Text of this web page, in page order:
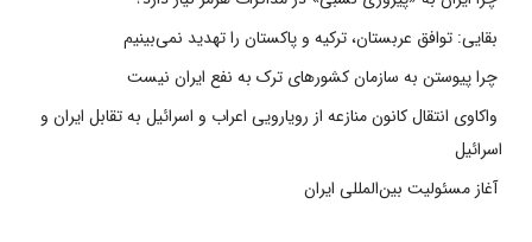
بقایی: توافق عربستان، ترکیه و پاکستان را تهدید نمی‌بینیم
چرا پیوستن به سازمان کشورهای ترک به نفع ایران نیست
واکاوی انتقال کانون منازعه از رویارویی اعراب و اسرائیل به تقابل ایران و
اسرائیل
آغاز مسئولیت بین‌المللی ایران